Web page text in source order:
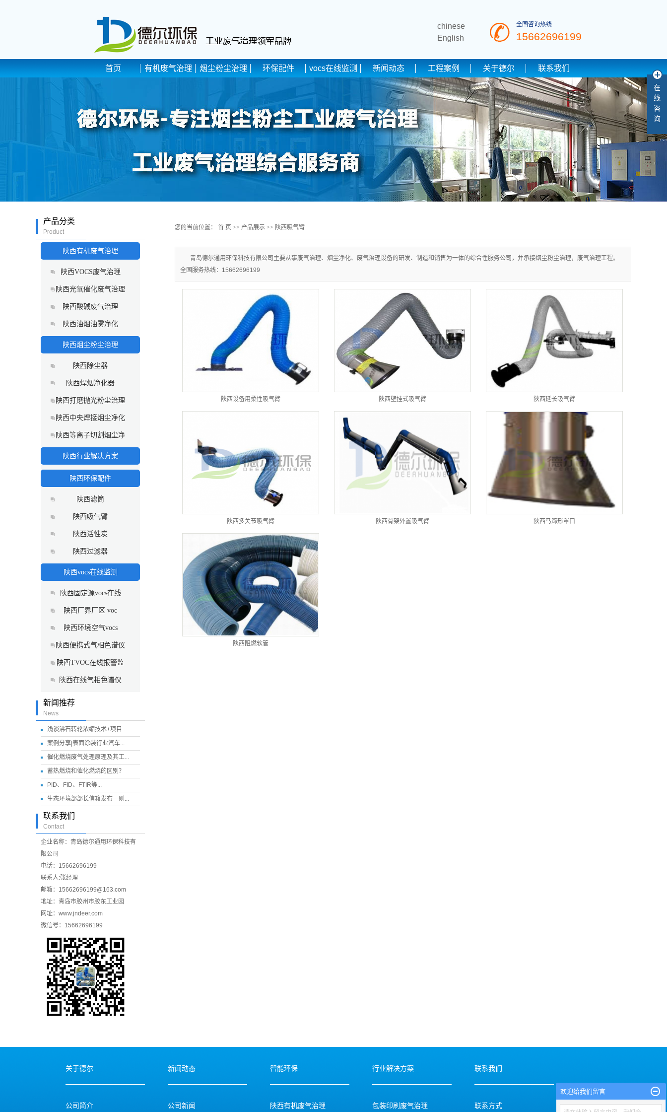
全国咨询热线
15662696199
chinese
English
首页 有机废气治理 烟尘粉尘治理 环保配件 vocs在线监测 新闻动态 工程案例 关于德尔 联系我们
产品分类
Product
陕西有机废气治理
陕西VOCS废气治理
陕西光氧催化废气治理
陕西酸碱废气治理
陕西油烟油雾净化
陕西烟尘粉尘治理
陕西除尘器
陕西焊烟净化器
陕西打磨抛光粉尘治理
陕西中央焊接烟尘净化
陕西等离子切割烟尘净
陕西行业解决方案
陕西环保配件
陕西滤筒
陕西吸气臂
陕西活性炭
陕西过滤器
陕西vocs在线监测
陕西固定源vocs在线
陕西厂界厂区 voc
陕西环境空气vocs
陕西便携式气相色谱仪
陕西TVOC在线报警监
陕西在线气相色谱仪
新闻推荐
News
浅谈沸石转轮浓缩技术+项目...
案例分享|表面涂装行业汽车...
催化燃烧废气处理原理及其工...
蓄热燃烧和催化燃烧的区别？
PID、FID、FTIR等...
生态环境部部长信箱发布一则...
联系我们
Contact
企业名称：青岛德尔通用环保科技有
限公司
电话：15662696199
联系人:张经理
邮箱：15662696199@163.com
地址：青岛市胶州市胶东工业园
网址： www.jndeer.com
微信号：15662696199
您的当前位置： 首 页 >> 产品展示 >> 陕西吸气臂
青岛德尔通用环保科技有限公司主要从事废气治理、烟尘净化、废气治理设备的研发、制造和销售为一体的综合性服务公司，并承接烟尘粉尘治理，废气治理工程。
全国服务热线：15662696199
陕西设备用柔性吸气臂 陕西壁挂式吸气臂 陕西延长吸气臂
陕西多关节吸气臂 陕西骨架外置吸气臂 陕西马蹄形罩口
陕西阻燃软管
关于德尔
公司简介
新闻动态
公司新闻
智能环保
陕西有机废气治理
行业解决方案
包装印刷废气治理
联系我们
联系方式
在
线
咨
询
欢迎给我们留言